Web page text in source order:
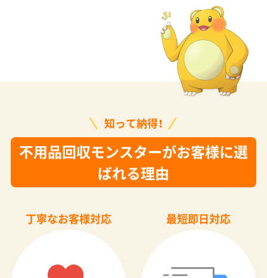
知って納得！
不用品回収モンスターがお客様に選
ばれる理由
丁寧なお客様対応 最短即日対応